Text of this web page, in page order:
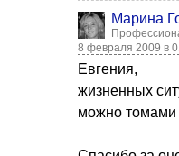
Марина
8 февраля 2009 в
Евгения,
жизненных
можно томами